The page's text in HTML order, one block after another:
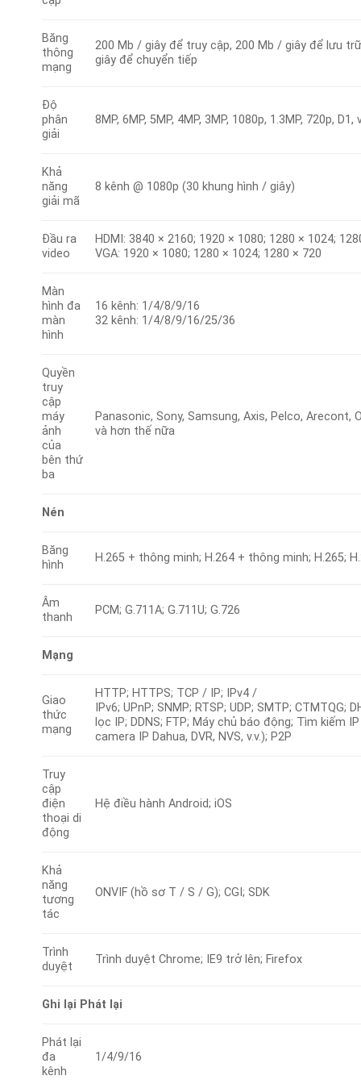
Băng
thông
mạng
200 Mb / giây để truy cập, 200 Mb / giây để lưu
giây để chuyển tiếp
Độ
phân
giải
8MP, 6MP, 5MP, 4MP, 3MP, 1080p, 1.3MP, 720p, D1,
Khả
năng
giải mã
8 kênh @ 1080p (30 khung hình / giây)
Đầu ra
video
HDMI: 3840 × 2160; 1920 × 1080; 1280 × 1024;
VGA: 1920 × 1080; 1280 × 1024; 1280 × 720
Màn
hình đa
màn
hình
16 kênh: 1/4/8/9/16
32 kênh: 1/4/8/9/16/25/36
Quyền
truy
cập
máy
ảnh
của
bên thứ
ba
Panasonic, Sony, Samsung, Axis, Pelco, Arecont,
và hơn thế nữa
Nén
Băng
hình
H.265 + thông minh; H.264 + thông minh; H.265;
Âm
thanh
PCM; G.711A; G.711U; G.726
Mạng
Giao
thức
mạng
HTTP; HTTPS; TCP / IP; IPv4 /
IPv6; UPnP; SNMP; RTSP; UDP; SMTP; CTMTQG;
lọc IP; DDNS; FTP; Máy chủ báo động; Tìm kiếm
camera IP Dahua, DVR, NVS, v.v.); P2P
Truy
cập
điện
thoại di
động
Hệ điều hành Android; iOS
Khả
năng
tương
tác
ONVIF (hồ sơ T / S / G); CGI; SDK
Trình
duyệt
Trình duyệt Chrome; IE9 trở lên; Firefox
Ghi lại Phát lại
Phát lại
đa
kênh
1/4/9/16